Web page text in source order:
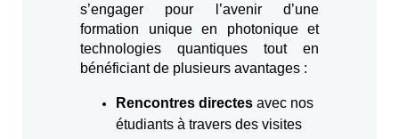
s’engager pour l’avenir d’une
formation unique en photonique et
technologies quantiques tout en
bénéficiant de plusieurs avantages :
Rencontres directes avec nos
étudiants à travers des visites